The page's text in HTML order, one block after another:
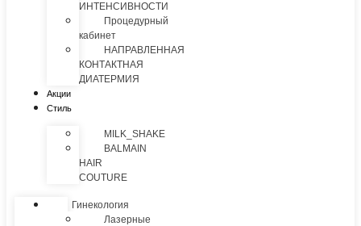
ИНТЕНСИВНОСТИ
Процедурный
кабинет
НАПРАВЛЕННАЯ
КОНТАКТНАЯ
ДИАТЕРМИЯ
Акции
Стиль
MILK_SHAKE
BALMAIN
HAIR
COUTURE
Гинекология
Лазерные